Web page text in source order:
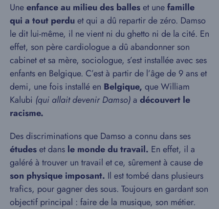
Uneenfance au milieu des balleset unefamille
qui a tout perduet qui a dû repartir de zéro. Damso
le dit lui-même, il ne vient ni du ghetto ni de la cité. En
effet, son père cardiologue a dû abandonner son
cabinet et sa mère, sociologue, s’est installée avec ses
enfants en Belgique. C’est à partir de l’âge de 9 ans et
demi, une fois installé en Belgique, que William
Kalubi (qui allait devenir Damso)a découvert le
racisme.
Des discriminations que Damso a connu dans ses
étudeset dans le monde du travail. En effet, il a
galéré à trouver un travail et ce, sûrement à cause de
son physique imposant. Il est tombé dans plusieurs
trafics, pour gagner des sous. Toujours en gardant son
objectif principal : faire de la musique, son métier.